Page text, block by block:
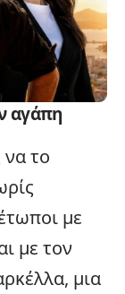
αγάπη
το
με
με τον
μια